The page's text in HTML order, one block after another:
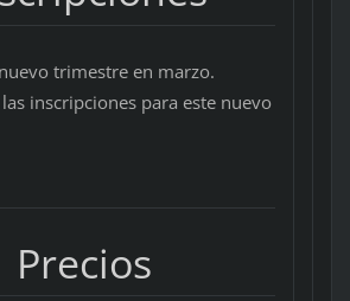
trimestre en marzo.
inscripciones para este nuevo
Precios